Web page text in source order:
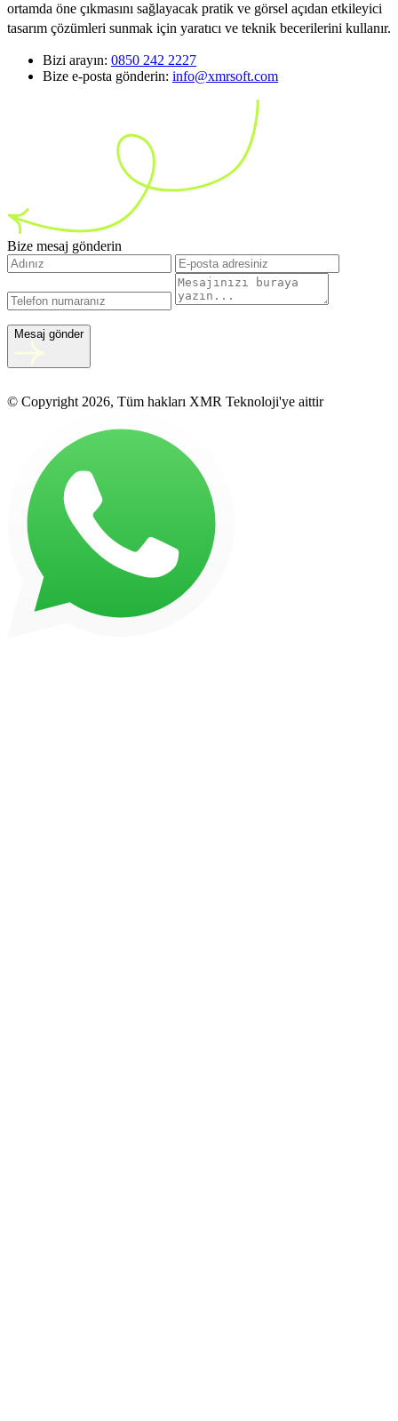
ortamda öne çıkmasını sağlayacak pratik ve görsel açıdan etkileyici
tasarım çözümleri sunmak için yaratıcı ve teknik becerilerini kullanır.
Bizi arayın: 0850 242 2227
Bize e-posta gönderin: info@xmrsoft.com
Bize mesaj gönderin
Mesaj gönder
© Copyright 2026, Tüm hakları XMR Teknoloji'ye aittir